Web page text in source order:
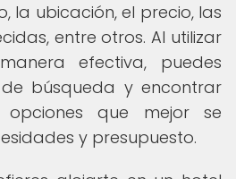
la ubicación, el precio, las
entre otros. Al utilizar
efectiva, puedes
búsqueda y encontrar
que mejor se
y presupuesto.